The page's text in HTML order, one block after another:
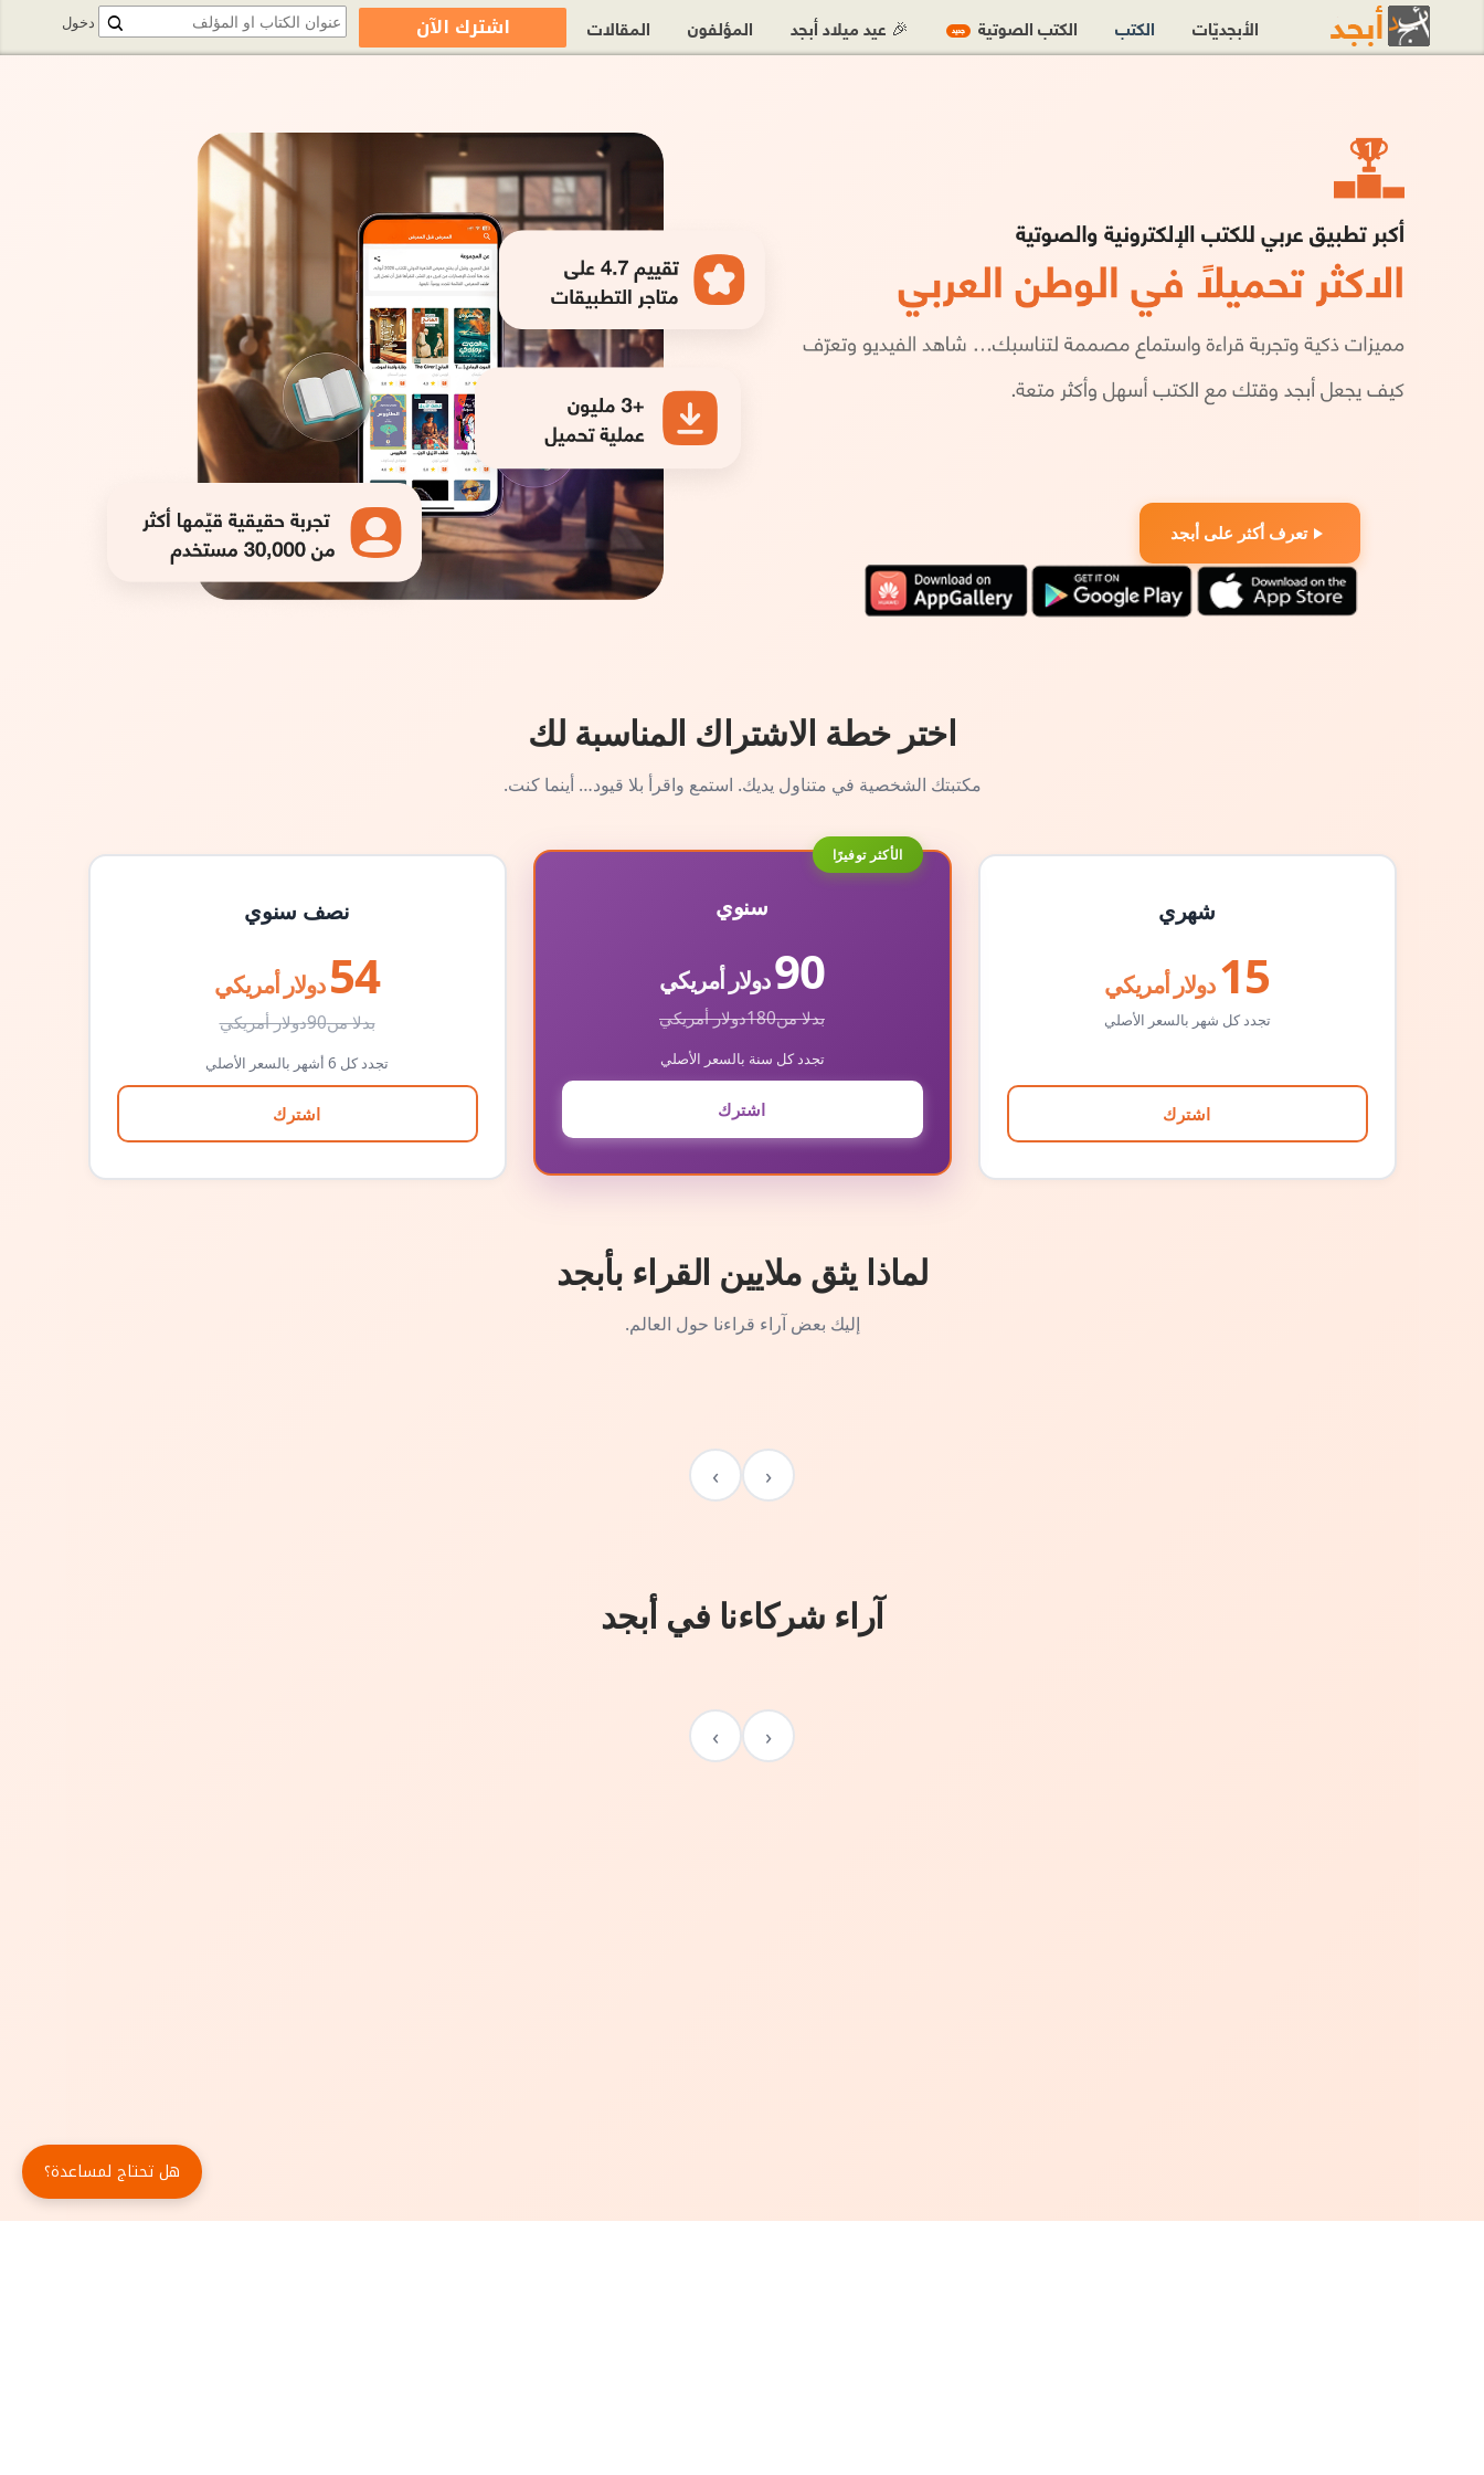
تعرف أكثر على أبجد
اختر خطة الاشتراك المناسبة لك
مكتبتك الشخصية في متناول يديك. استمع واقرأ بلا قيود… أينما كنت.
شهري
15 دولار أمريكي
تجدد كل شهر بالسعر الأصلي
اشترك
الأكثر توفيرًا
سنوي
90دولار أمريكي
بدلا من180دولار أمريكي
تجدد كل سنة بالسعر الأصلي
اشترك
نصف سنوي
54 دولار أمريكي
بدلا من90دولار أمريكي
تجدد كل 6 أشهر بالسعر الأصلي
اشترك
لماذا يثق ملايين القراء بأبجد
إليك بعض آراء قراءنا حول العالم.
‹
›
آراء شركاءنا في أبجد
‹
›
دخول الأبجديّات الكتب الكتب الصوتية جديد 🎉 عيد ميلاد أبجد المؤلفون المقالات اشترك الآن
هل تحتاج لمساعدة؟